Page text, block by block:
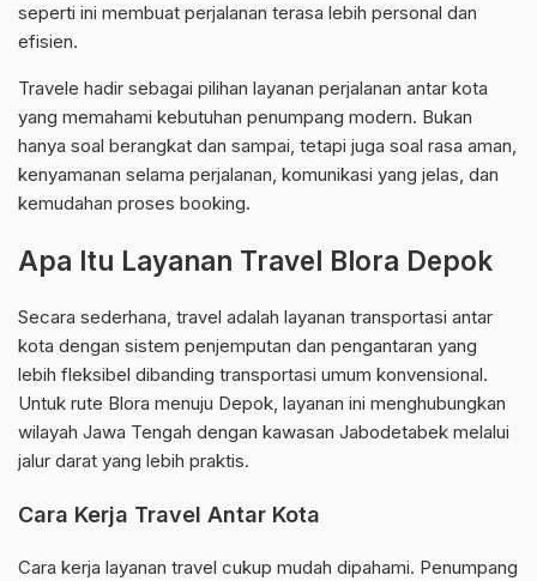
seperti ini membuat perjalanan terasa lebih personal dan
efisien.
Travele hadir sebagai pilihan layanan perjalanan antar kota
yang memahami kebutuhan penumpang modern. Bukan
hanya soal berangkat dan sampai, tetapi juga soal rasa aman,
kenyamanan selama perjalanan, komunikasi yang jelas, dan
kemudahan proses booking.
Apa Itu Layanan Travel Blora Depok
Secara sederhana, travel adalah layanan transportasi antar
kota dengan sistem penjemputan dan pengantaran yang
lebih fleksibel dibanding transportasi umum konvensional.
Untuk rute Blora menuju Depok, layanan ini menghubungkan
wilayah Jawa Tengah dengan kawasan Jabodetabek melalui
jalur darat yang lebih praktis.
Cara Kerja Travel Antar Kota
Cara kerja layanan travel cukup mudah dipahami. Penumpang